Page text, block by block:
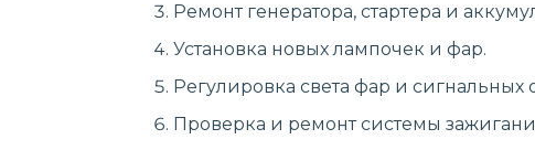
Ремонт генератора, стартера и
Установка новых лампочек и фар.
Регулировка света фар и сигнальных
Проверка и ремонт системы